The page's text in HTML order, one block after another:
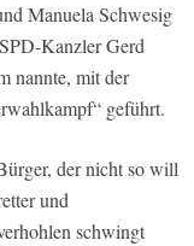
Manuela Schwesig
Kanzler Gerd
nannte, mit der
geführt.
der nicht so will
und
schwingt